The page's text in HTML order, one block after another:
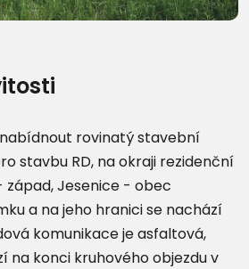
rovinatý stavební
stavbu RD, na okraji rezidenční
západ, Jesenice - obec
a na jeho hranici se nachází
komunikace je asfaltová,
na konci kruhového objezdu v